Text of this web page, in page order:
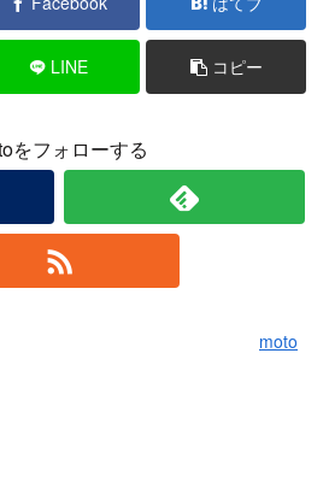
LINE コピー
をフォローする
moto